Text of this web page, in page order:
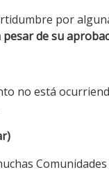
por
pesar de su
no está